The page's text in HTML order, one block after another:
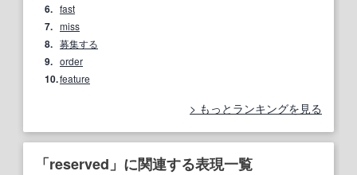
6. fast
7. miss
8. 募集する
9. order
10.feature
もっとランキングを見る
「reserved」に関連する表現一覧